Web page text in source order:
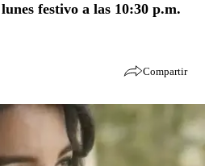
festivo a las 10:30 p.m.
Compartir